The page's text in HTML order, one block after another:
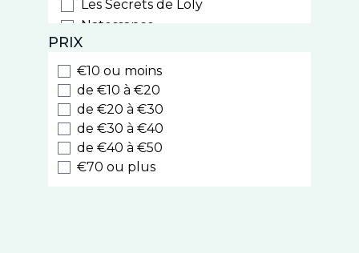
Les Secrets de Loly
Natessance
Weleda
Biocyte
Luxeol
Style
Cooper
Nodé
Caudalie
PRIX
€10 ou moins
de €10 à €20
de €20 à €30
de €30 à €40
de €40 à €50
€70 ou plus